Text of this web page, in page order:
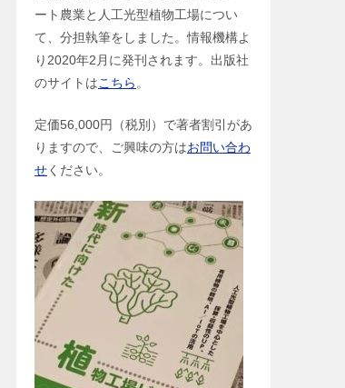
ート農業と人工光型植物工場につい
て、分担執筆をしました。情報機構よ
り2020年2月に発刊されます。出版社
のサイトはこちら 。
定価56,000円（税別）で著者割引があ
りますので、ご興味の方はお問い合わ
せください。